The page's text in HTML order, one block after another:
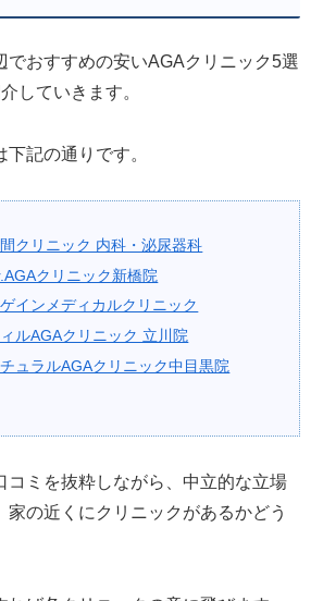
でおすすめの安いAGAクリニック5選
していきます。
記の通りです。
クリニック 内科・泌尿器科
クリニック新橋院
インメディカルクリニック
ルAGAクリニック 立川院
ュラルAGAクリニック中目黒院
コミを抜粋しながら、中立的な立場
家の近くにクリニックがあるかどう